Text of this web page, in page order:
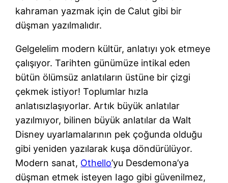
kahraman yazmak için de Calut gibi bir
düşman yazılmalıdır.
Gelgelelim modern kültür, anlatıyı yok etmeye
çalışıyor. Tarihten günümüze intikal eden
bütün ölümsüz anlatıların üstüne bir çizgi
çekmek istiyor! Toplumlar hızla
anlatısızlaşıyorlar. Artık büyük anlatılar
yazılmıyor, bilinen büyük anlatılar da Walt
Disney uyarlamalarının pek çoğunda olduğu
gibi yeniden yazılarak kuşa döndürülüyor.
Modern sanat, Othello’yu Desdemona’ya
düşman etmek isteyen Iago gibi güvenilmez,